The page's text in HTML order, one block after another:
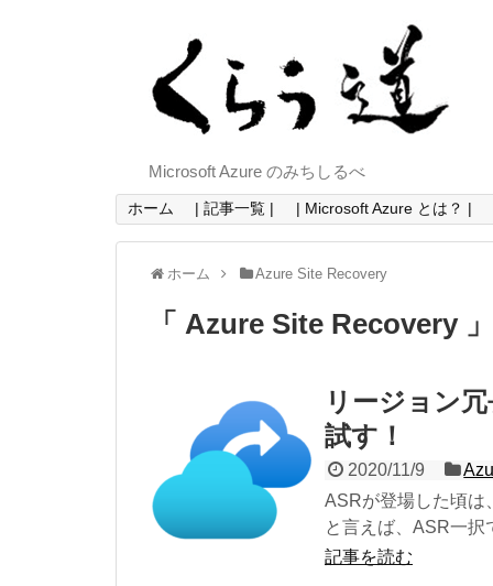
Microsoft Azure のみちしるべ
ホーム | 記事一覧 | | Microsoft Azure とは？ |
ホーム Azure Site Recovery
「 Azure Site Recovery
リージョン
試す！
2020/11/9
ASRが登場した頃は
と言えば、ASR一択
記事を読む